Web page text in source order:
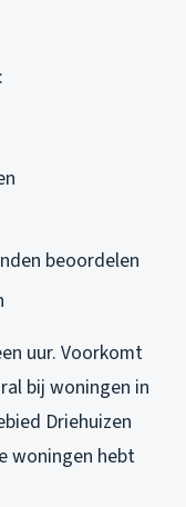
beoordelen
uur. Voorkomt
bij woningen in
Driehuizen
woningen hebt